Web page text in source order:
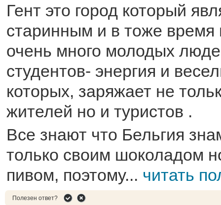
Гент это город который
старинным и в тоже время
очень много молодых
студентов- энергия и
которых, заряжает не
жителей но и туристов .
Все знают что Бельгия
только своим шоколадом
пивом, поэтому... читать
Полезен ответ?